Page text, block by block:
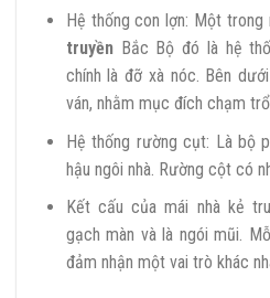
Hệ thống con lợn: Một trong
truyềnBắc Bộ đó là hệ
chính là đỡ xà nóc. Bên
ván, nhằm mục đích chạm
Hệ thống rường cụt: Là bộ
hậu ngôi nhà. Rường cột có
Kết cấu của mái nhà kẻ
gạch màn và là ngói mũi.
đảm nhận một vai trò khác